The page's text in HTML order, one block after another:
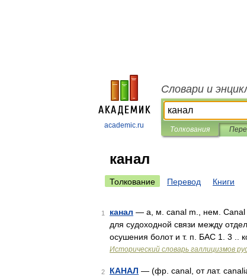
academic.ru
Словари и
Толкования
канал
Толкование Перевод Книги
1 канал — а, м. canal m., нем. Canal
для судоходной связи между
осушения болот и т. п. БАС 1. 3 ..
Исторический словарь галлицизмов
2 КАНАЛ — (фр. canal, от лат.